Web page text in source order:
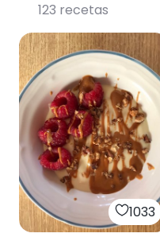
123 recetas
1033